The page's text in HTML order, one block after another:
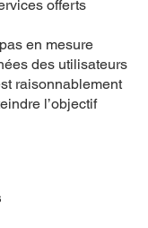
offerts
en mesure
des utilisateurs
raisonnablement
l’objectif